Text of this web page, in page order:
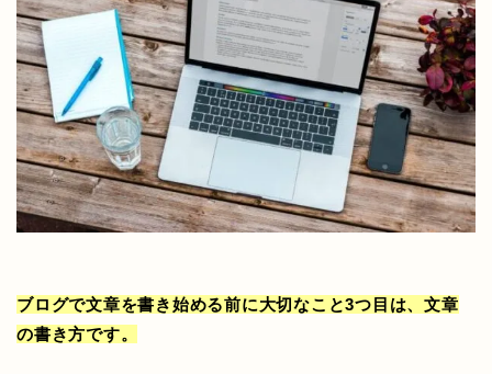
ブログで文章を書き始める前に大切なこと3つ目は、文章
の書き方です。